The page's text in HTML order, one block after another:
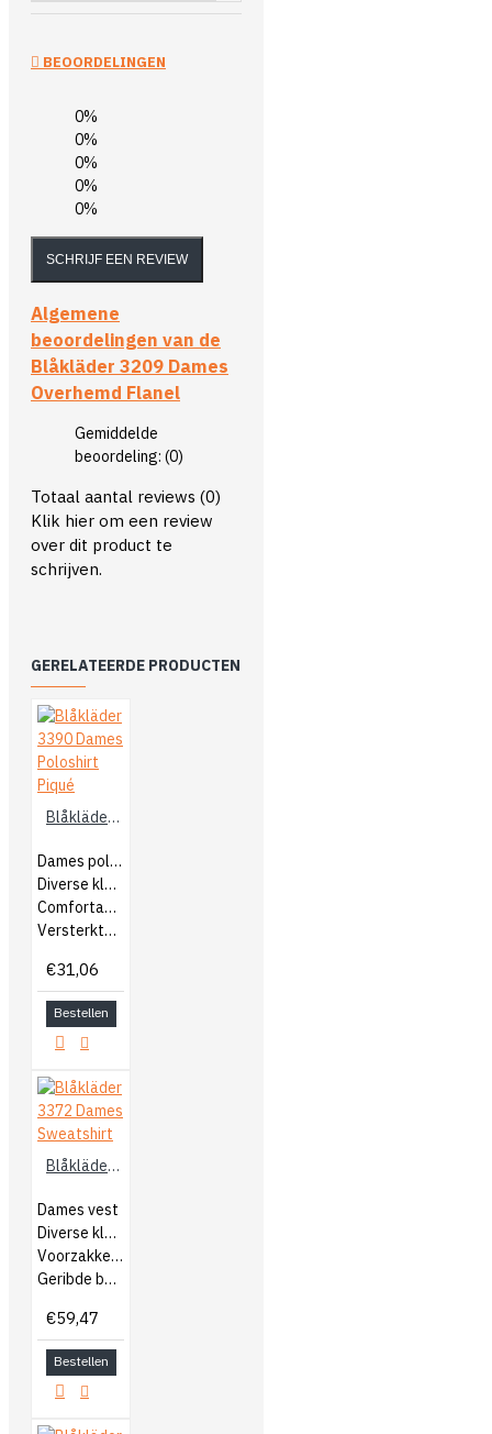
BEOORDELINGEN
0%
0%
0%
0%
0%
SCHRIJF EEN REVIEW
Algemene
beoordelingen van de
Blåkläder 3209 Dames
Overhemd Flanel
Gemiddelde
beoordeling: (0)
Totaal aantal reviews (0)
Klik hier om een review
over dit product te
schrijven.
GERELATEERDE PRODUCTEN
Blåkläder 3390 Dames Poloshirt Piqué
Dames poloshirt
Diverse kleuren/kleurcombinaties
Comfortabel en sterk
Versterkte naden
€31,06
Bestellen
Blåkläder 3372 Dames Sweatshirt
Dames vest
Diverse kleuren
Voorzakken met rits
Geribde boorden
€59,47
Bestellen